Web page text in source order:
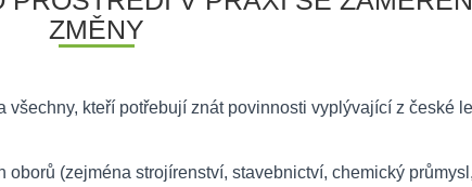
ZMĚNY
kteří potřebují znát povinnosti vyplývající z české
(zejména strojírenství, stavebnictví, chemický